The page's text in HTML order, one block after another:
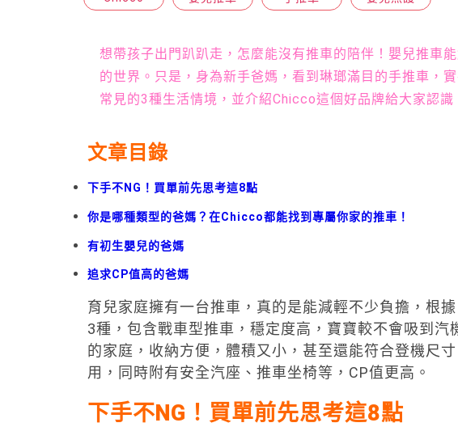
想帶孩子出門趴趴走，怎麼能沒有推車的陪伴！嬰兒推車
的世界。只是，身為新手爸媽，看到琳瑯滿目的手推車，
常見的3種生活情境，並介紹Chicco這個好品牌給大家認識
文章目錄
下手不NG！買單前先思考這8點
你是哪種類型的爸媽？在Chicco都能找到專屬你家的推車！
有初生嬰兒的爸媽
追求CP值高的爸媽
育兒家庭擁有一台推車，真的是能減輕不少負擔，根
3種，包含戰車型推車，穩定度高，寶寶較不會吸到
的家庭，收納方便，體積又小，甚至還能符合登機尺
用，同時附有安全汽座、推車坐椅等，CP值更高。
下手不NG ！ 買單前先思考這8點